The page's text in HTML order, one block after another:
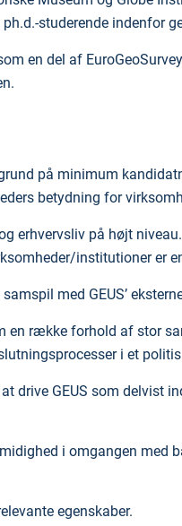
studerende indenfor
en del af
på minimum
betydning for
erhvervsliv på højt
institutioner er
med GEUS’
en række forhold af stor
i et
drive GEUS som
i omgangen med
egenskaber.